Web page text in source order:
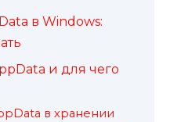
в Windows:
и для чего
в хранении